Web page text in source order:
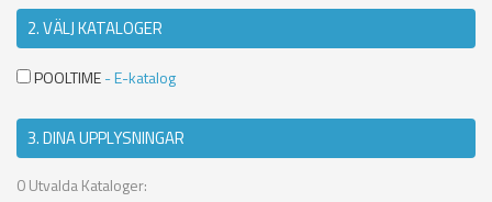
2. VÄLJ KATALOGER
POOLTIME- E-katalog
3. DINA UPPLYSNINGAR
0Utvalda Kataloger: